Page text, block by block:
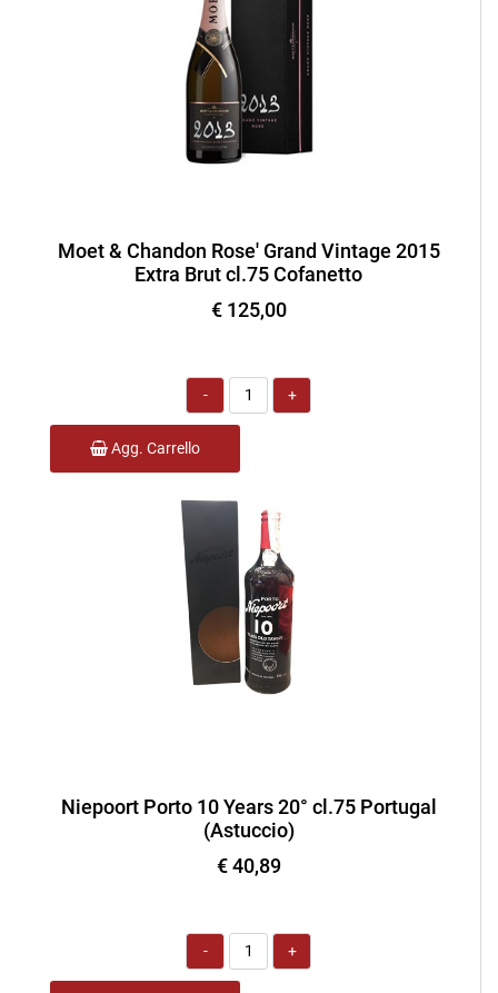
Moet & Chandon Rose' Grand Vintage 2015
Extra Brut cl.75 Cofanetto
€ 125,00
Quantità
Agg. Carrello
Niepoort Porto 10 Years 20° cl.75 Portugal
(Astuccio)
€ 40,89
Quantità